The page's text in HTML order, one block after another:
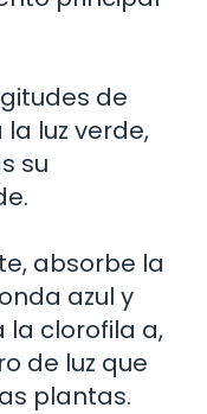
de
luz verde,
su
absorbe la
azul y
clorofila a,
de luz que
plantas.